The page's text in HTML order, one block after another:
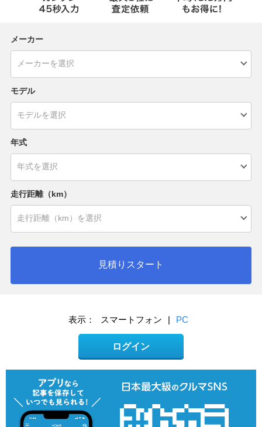
メーカー
モデル
年式
走行距離（km）
見積りスタート
表示： スマートフォン | PC
ログイン